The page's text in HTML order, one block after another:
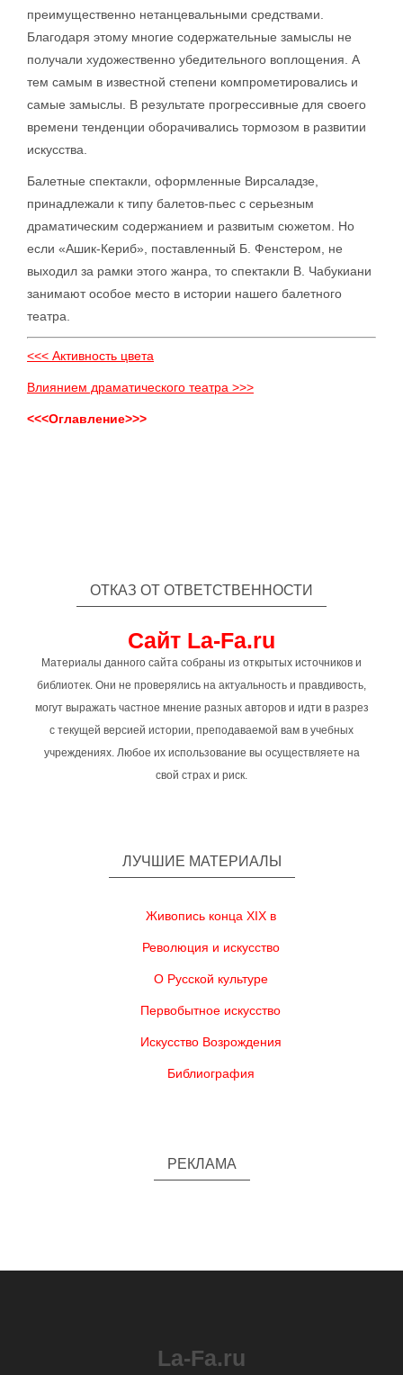
преимущественно нетанцевальными средствами.
Благодаря этому многие содержательные замыслы не
получали художественно убедительного воплощения. А
тем самым в известной степени компрометировались и
самые замыслы. В результате прогрессивные для своего
времени тенденции оборачивались тормозом в развитии
искусства.
Балетные спектакли, оформленные Вирсаладзе,
принадлежали к типу балетов-пьес с серьезным
драматическим содержанием и развитым сюжетом. Но
если «Ашик-Кериб», поставленный Б. Фенстером, не
выходил за рамки этого жанра, то спектакли В. Чабукиани
занимают особое место в истории нашего балетного
театра.
<<< Активность цвета
Влиянием драматического театра >>>
<<<Оглавление>>>
ОТКАЗ ОТ ОТВЕТСТВЕННОСТИ
Сайт La-Fa.ru
Материалы данного сайта собраны из открытых источников и
библиотек. Они не проверялись на актуальность и правдивость,
могут выражать частное мнение разных авторов и идти в разрез
с текущей версией истории, преподаваемой вам в учебных
учреждениях. Любое их использование вы осуществляете на
свой страх и риск.
ЛУЧШИЕ МАТЕРИАЛЫ
Живопись конца XIX в
Революция и искусство
О Русской культуре
Первобытное искусство
Искусство Возрождения
Библиография
РЕКЛАМА
La-Fa.ru